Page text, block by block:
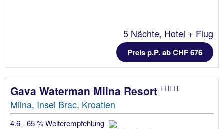
5 Nächte, Hotel + Flug
Preis p.P. ab CHF 676
Gava Waterman Milna Resort
Milna, Insel Brac, Kroatien
4.6 - 65 % Weiterempfehlung